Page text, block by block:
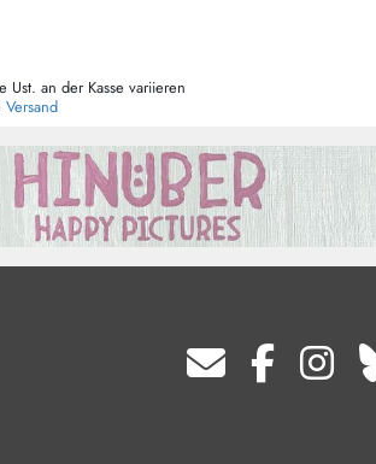
an der Kasse variieren
Versand